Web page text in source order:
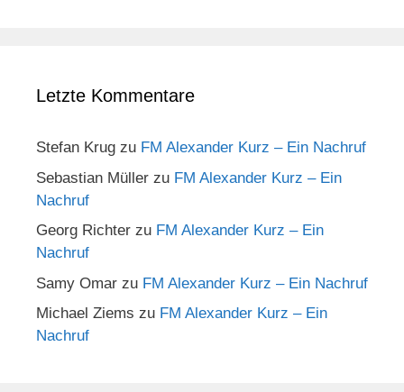
Letzte Kommentare
Stefan Krug zu FM Alexander Kurz – Ein Nachruf
Sebastian Müller zu FM Alexander Kurz – Ein
Nachruf
Georg Richter zu FM Alexander Kurz – Ein
Nachruf
Samy Omar zu FM Alexander Kurz – Ein Nachruf
Michael Ziems zu FM Alexander Kurz – Ein
Nachruf